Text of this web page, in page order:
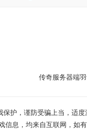
传奇服务器端
保护，谨防受骗上当，适
信息，均来自互联网，如